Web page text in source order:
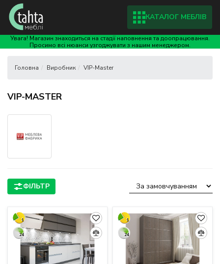
Увага! Магазин знаходиться на стадії наповнення та доопрацювання.
Просимо всі нюанси узгоджувати з нашим менеджером.
КАТАЛОГ МЕБЛІВ
Виробник VIP-Master
VIP-MASTER
1
24
1
24